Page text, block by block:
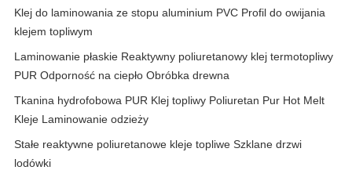
Klej do laminowania ze stopu aluminium PVC Profil do owijania
klejem topliwym
Laminowanie płaskie Reaktywny poliuretanowy klej termotopliwy
PUR Odporność na ciepło Obróbka drewna
Tkanina hydrofobowa PUR Klej topliwy Poliuretan Pur Hot Melt
Kleje Laminowanie odzieży
Stałe reaktywne poliuretanowe kleje topliwe Szklane drzwi
lodówki